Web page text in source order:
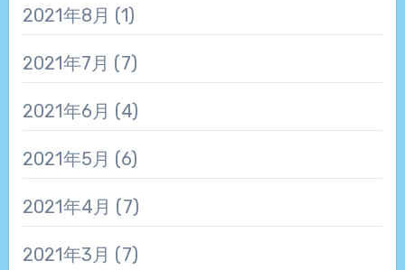
2021年8月 (1)
2021年7月 (7)
2021年6月 (4)
2021年5月 (6)
2021年4月 (7)
2021年3月 (7)